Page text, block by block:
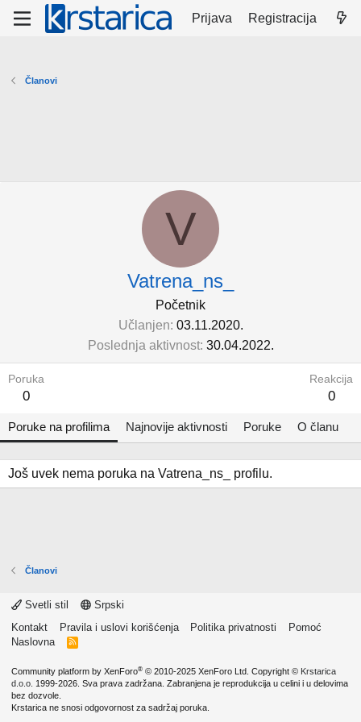
Prijava Registracija
Članovi
V
Vatrena_ns_
Početnik
Učlanjen 03.11.2020.
Poslednja aktivnost 30.04.2022.
Poruka
0
Reakcija
0
Poruke na profilima Najnovije aktivnosti Poruke O članu
Još uvek nema poruka na Vatrena_ns_ profilu.
Članovi
Svetli stil
Srpski
Kontakt
Pravila i uslovi korišćenja Politika privatnosti
Pomoć
Naslovna
R
Community platform by XenForo® © 2010-2025 XenForo Ltd. Copyright © Krstarica
d.o.o. 1999-2026. Sva prava zadržana. Zabranjena je reprodukcija u celini i u delovima
bez dozvole.
Krstarica ne snosi odgovornost za sadržaj poruka.